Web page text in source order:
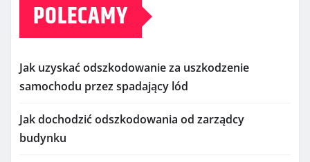
POLECAMY
Jak uzyskać odszkodowanie za uszkodzenie
samochodu przez spadający lód
Jak dochodzić odszkodowania od zarządcy
budynku